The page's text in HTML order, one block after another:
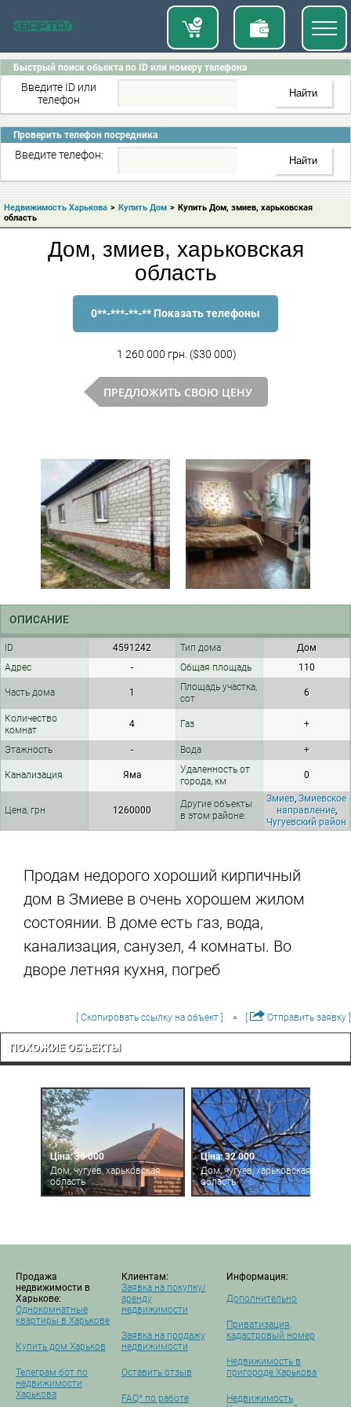
Быстрый поиск обьекта по ID или номеру телефона
Введите ID или
телефон
Проверить телефон посредника
Введите телефон:
Недвижимость Харькова > Купить Дом > Купить Дом, змиев, харьковская
область
Дом, змиев, харьковская
область
0**-***-**-** Показать телефоны
1 260 000 грн. ($30 000)
ПРЕДЛОЖИТЬ СВОЮ ЦЕНУ
ОПИСАНИЕ
ID 4591242 Тип дома
Дом
Адрес
- Общая площадь 110
Часть дома 1
Площадь участка,
сот
6
Количество
комнат
4 Газ +
Этажность - Вода +
Канализация Яма
Удаленность от
города, км
0
Цена, грн 1260000
Другие объекты
в этом районе:
Змиев, Змиевское
направление,
Чугуевский район
Продам недорого хороший кирпичный
дом в Змиеве в очень хорошем жилом
состоянии. В доме есть газ, вода,
канализация, санузел, 4 комнаты. Во
дворе летняя кухня, погреб
[ Скопировать ссылку на объект ] Отправить заявку ]
ПОХОЖИЕ ОБЪЕКТЫ
Ціна: 36 000
Дом, чугуев, харьковская
область
Ціна: 32 000
Дом, чугуев, харьковская
область
Продажа
недвижимости в
Харькове:
Однокомнатные
квартиры в Харькове
Купить дом Харьков
Телеграм бот по
недвижимости
Харькова
Клиентам:
Заявка на покупку/
аренду
недвижимости
Заявка на продажу
недвижимости
Оставить отзыв
FAQ* по работе
Информация:
Дополнительно
Приватизация,
кадастровый номер
Недвижимость в
пригороде Харькова
Недвижимость